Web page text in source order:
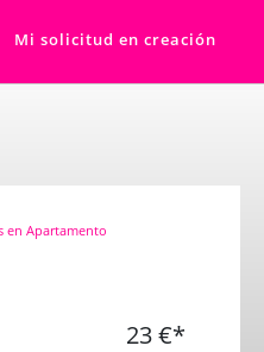
Mi solicitud en creación
en Apartamento
23 €*